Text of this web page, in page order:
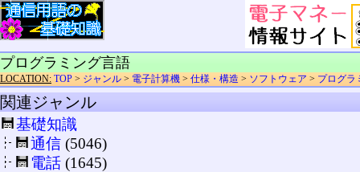
プログラミング言語
LOCATION: TOP > ジャンル > 電子計算機 > 仕様・構造 > ソフトウェア > プログラ
関連ジャンル
基礎知識
通信 (5046)
電話 (1645)